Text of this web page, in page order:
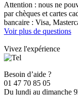
Attention : nous ne
par chèques et cartes
bancaire : Visa,
Voir plus de questions
Vivez l'expérience
Besoin d’aide ?
01 47 70 85 05
Du lundi au dimanche